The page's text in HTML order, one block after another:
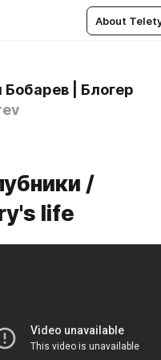
About
Бобарев | Блогер
/
life